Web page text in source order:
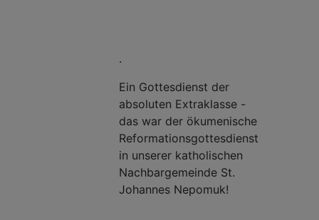
.
Ein Gottesdienst der
absoluten Extraklasse -
das war der ökumenische
Reformationsgottesdienst
in unserer katholischen
Nachbargemeinde St.
Johannes Nepomuk!